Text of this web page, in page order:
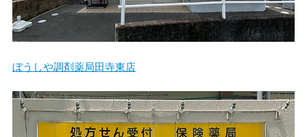
ぼうしや調剤薬局田寺東店